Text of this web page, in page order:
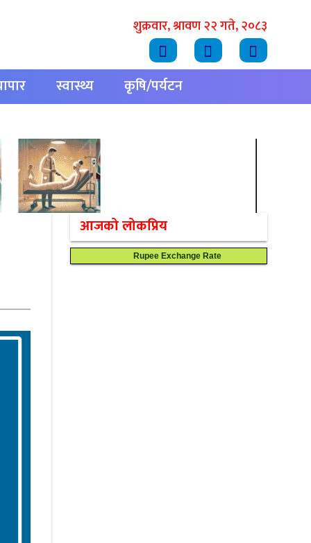
शुक्रवार, श्रावण २२ गते, २०८३
स्वास्थ्य कृषि/पर्यटन
आजको लोकप्रिय
Rupee Exchange Rate